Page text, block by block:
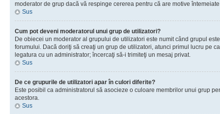
moderator de grup dacă vă respinge cererea pentru că are motive
Sus
Cum pot deveni moderatorul unui grup de utilizatori?
De obiecei un moderator al grupului de utilizatori este numit când grupul
forumului. Dacă doriţi să creaţi un grup de utilizatori, atunci primul lucru pe
legatura cu un administrator; încercaţi să-i trimiteţi un mesaj privat.
Sus
De ce grupurile de utilizatori apar în culori diferite?
Este posibil ca administratorul să asocieze o culoare membrilor unui grup
acestora.
Sus